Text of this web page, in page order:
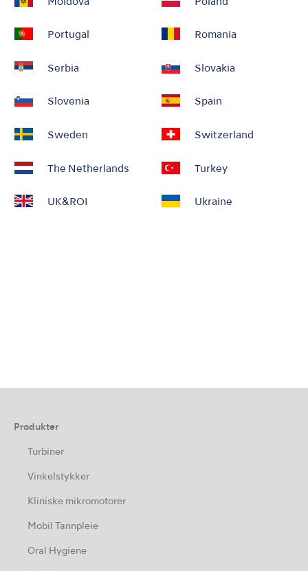
Portugal Romania
Serbia Slovakia
Slovenia Spain
Sweden Switzerland
The Netherlands Turkey
UK&ROI Ukraine
Produkter
Turbiner
Vinkelstykker
Kliniske mikromotorer
Mobil Tannpleie
Oral Hygiene